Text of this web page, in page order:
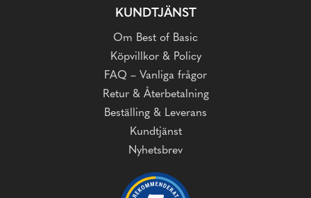
KUNDTJÄNST
Om Best of Basic
Köpvillkor & Policy
FAQ – Vanliga frågor
Retur & Återbetalning
Beställing & Leverans
Kundtjänst
Nyhetsbrev